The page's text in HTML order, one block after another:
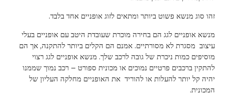
זהו סוג מנשא פשוט ביותר ומתאים לזוג אופניים אחד בלבד.
מנשא אופניים לגג הם בחירה מוכרת שעובדת היטב עם אופניים בעלי
עיצוב מסגרת לא מסורתיים. אמנם הם הקלים ביותר להתקנה, אך הם
מוסיפים כמות ניכרת של גובה לרכב שלך. מנשא אופניים לגג רצוי
להתקין ברכבים פרטיים נמוכים או מכונית ספורט – רכב נמוך שממנו
יהיה קל יותר להעלות או להוריד את האופניים מחלקה העליון של
המכונית.